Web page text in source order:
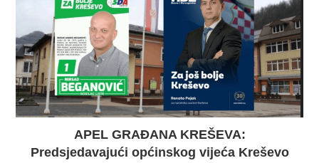
APEL GRAĐANA KREŠEVA:
Predsjedavajući općinskog vijeća Kreševo